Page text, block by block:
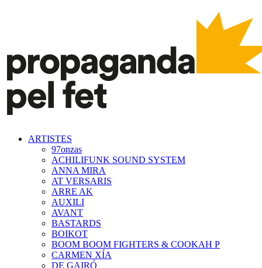
ARTISTES
97onzas
ACHILIFUNK SOUND SYSTEM
ANNA MIRA
AT VERSARIS
ARRE AK
AUXILI
AVANT
BASTARDS
BOIKOT
BOOM BOOM FIGHTERS & COOKAH P
CARMEN XÍA
DE GAIRÓ